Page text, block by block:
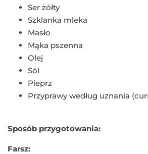
Ser żółty
Szklanka mleka
Masło
Mąka pszenna
Olej
Sól
Pieprz
Przyprawy według uznania
Sposób przygotowania:
Farsz: